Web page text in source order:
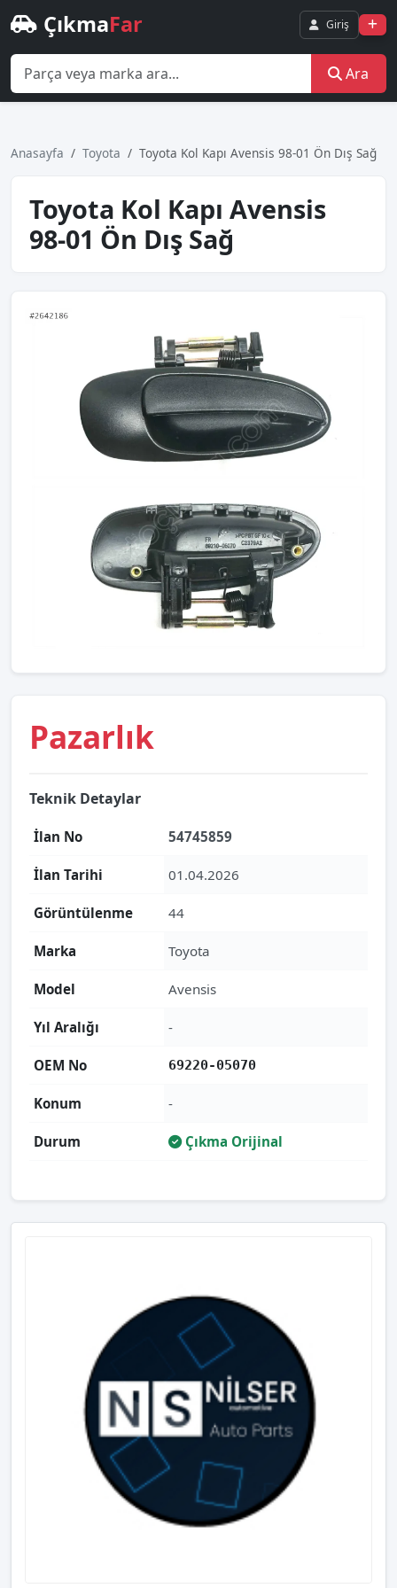
ÇıkmaFar Giriş
Ara
Anasayfa Toyota Toyota Kol Kapı Avensis 98-01 Ön Dış Sağ
Toyota Kol Kapı Avensis
98-01 Ön Dış Sağ
Pazarlık
Teknik Detaylar
İlan No 54745859
İlan Tarihi 01.04.2026
Görüntülenme 44
Marka Toyota
Model Avensis
Yıl Aralığı -
OEM No 69220-05070
Konum -
Durum Çıkma Orijinal